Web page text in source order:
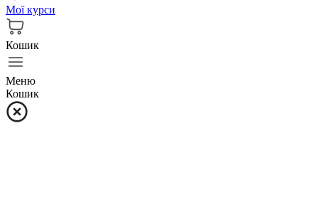
Мої курси
Кошик
Меню
Кошик